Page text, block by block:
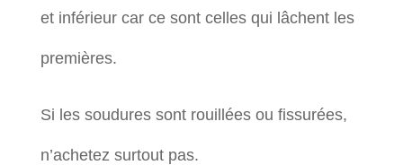
et inférieur car ce sont celles qui lâchent les
premières.
Si les soudures sont rouillées ou fissurées,
n’achetez surtout pas.